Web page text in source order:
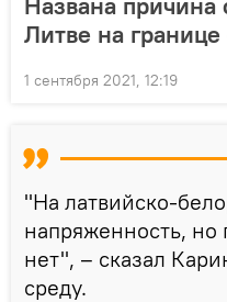
Литве на
1 сентября 2021, 12:19
"На латвийско-
напряженность,
нет", – сказал
среду.